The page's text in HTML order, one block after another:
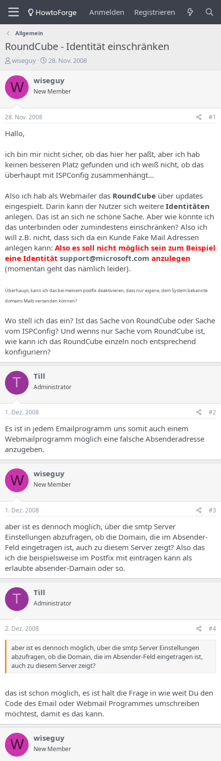
Anmelden Registrieren
Allgemein
RoundCube - Identität einschränken
E
s
t
e
e
r
s
T
h
m
s
wiseguy
E
s
e
d
a
t
m
28. Nov. 2008
W wiseguy
New Member
28. Nov. 2008 #1
Hallo,
ich bin mir nicht sicher, ob das hier her paßt, aber ich hab
keinen besseren Platz gefunden und ich weiß nicht, ob das
überhaupt mit ISPConfig zusammenhängt...
Also ich hab als Webmailer das RoundCube über updates
eingespielt. Darin kann der Nutzer sich weitere Identitäten
anlegen. Das ist an sich ne schöne Sache. Aber wie könnte ich
das unterbinden oder zumindestens einschränken? Also ich
will z.B. nicht, dass sich da ein Kunde Fake Mail Adressen
anlegen kann: Also es soll nicht möglich sein zum Beispiel
eine Identität support@microsoft.com anzulegen
(momentan geht das nämlich leider).
Überhaupt, kann ich das bei meinem postfix deaktivieren, dass nur eigene, dem System bekannte
domains Mails versenden können?
Wo stell ich das ein? Ist das Sache von RoundCube oder Sache
vom ISPConfig? Und wenns nur Sache vom RoundCube ist,
wie kann ich das RoundCube einzeln noch entsprechend
konfiguriern?
T Till
Administrator
1. Dez. 2008 #2
Es ist in jedem Emailprogramm uns somit auch einem
Webmailprogramm möglich eine falsche Absenderadresse
anzugeben.
W wiseguy
New Member
1. Dez. 2008 #3
aber ist es dennoch möglich, über die smtp Server
Einstellungen abzufragen, ob die Domain, die im Absender-
Feld eingetragen ist, auch zu diesem Server zeigt? Also das
ich die beispielsweise im Postfix mit eintragen kann als
erlaubte absender-Damain oder so.
T Till
Administrator
2. Dez. 2008 #4
aber ist es dennoch möglich, über die smtp Server Einstellungen
abzufragen, ob die Domain, die im Absender-Feld eingetragen ist,
auch zu diesem Server zeigt?
das ist schon möglich, es ist halt die Frage in wie weit Du den
Code des Email oder Webmail Programmes umschreiben
möchtest, damit es das kann.
W wiseguy
New Member